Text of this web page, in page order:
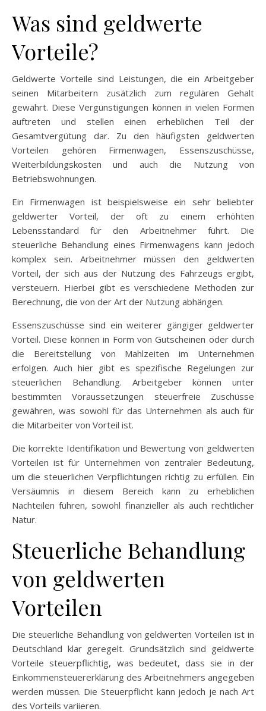
Was sind geldwerte
Vorteile?
Geldwerte Vorteile sind Leistungen, die ein Arbeitgeber
seinen Mitarbeitern zusätzlich zum regulären Gehalt
gewährt. Diese Vergünstigungen können in vielen Formen
auftreten und stellen einen erheblichen Teil der
Gesamtvergütung dar. Zu den häufigsten geldwerten
Vorteilen gehören Firmenwagen, Essenszuschüsse,
Weiterbildungskosten und auch die Nutzung von
Betriebswohnungen.
Ein Firmenwagen ist beispielsweise ein sehr beliebter
geldwerter Vorteil, der oft zu einem erhöhten
Lebensstandard für den Arbeitnehmer führt. Die
steuerliche Behandlung eines Firmenwagens kann jedoch
komplex sein. Arbeitnehmer müssen den geldwerten
Vorteil, der sich aus der Nutzung des Fahrzeugs ergibt,
versteuern. Hierbei gibt es verschiedene Methoden zur
Berechnung, die von der Art der Nutzung abhängen.
Essenszuschüsse sind ein weiterer gängiger geldwerter
Vorteil. Diese können in Form von Gutscheinen oder durch
die Bereitstellung von Mahlzeiten im Unternehmen
erfolgen. Auch hier gibt es spezifische Regelungen zur
steuerlichen Behandlung. Arbeitgeber können unter
bestimmten Voraussetzungen steuerfreie Zuschüsse
gewähren, was sowohl für das Unternehmen als auch für
die Mitarbeiter von Vorteil ist.
Die korrekte Identifikation und Bewertung von geldwerten
Vorteilen ist für Unternehmen von zentraler Bedeutung,
um die steuerlichen Verpflichtungen richtig zu erfüllen. Ein
Versäumnis in diesem Bereich kann zu erheblichen
Nachteilen führen, sowohl finanzieller als auch rechtlicher
Natur.
Steuerliche Behandlung
von geldwerten
Vorteilen
Die steuerliche Behandlung von geldwerten Vorteilen ist in
Deutschland klar geregelt. Grundsätzlich sind geldwerte
Vorteile steuerpflichtig, was bedeutet, dass sie in der
Einkommensteuererklärung des Arbeitnehmers angegeben
werden müssen. Die Steuerpflicht kann jedoch je nach Art
des Vorteils variieren.